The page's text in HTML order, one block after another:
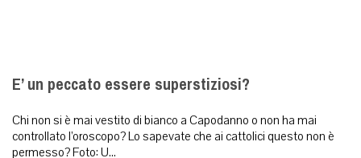
E’ un peccato essere superstiziosi?
Chi non si è mai vestito di bianco a Capodanno o non ha mai
controllato l’oroscopo? Lo sapevate che ai cattolici questo non è
permesso? Foto: U...